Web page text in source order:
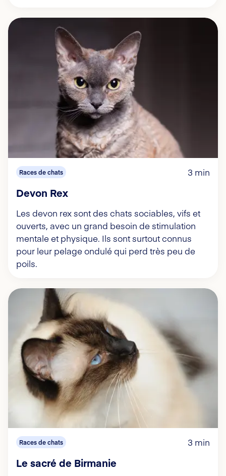
Races de chats 3 min
Devon Rex
Les devon rex sont des chats sociables, vifs et
ouverts, avec un grand besoin de stimulation
mentale et physique. Ils sont surtout connus
pour leur pelage ondulé qui perd très peu de
poils.
Races de chats 3 min
Le sacré de Birmanie